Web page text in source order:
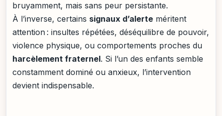
bruyamment, mais sans peur persistante.
À l’inverse, certains signaux d’alerte méritent
attention : insultes répétées, déséquilibre de pouvoir,
violence physique, ou comportements proches du
harcèlement fraternel. Si l’un des enfants semble
constamment dominé ou anxieux, l’intervention
devient indispensable.